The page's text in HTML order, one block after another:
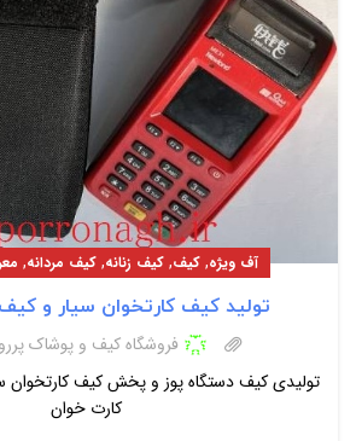
آف ویژه, کیف, کیف زنانه, کیف مردانه,
تولید کیف کارتخوان سیار و
فروشگاه کیف و پوشاک
تولیدی کیف دستگاه پوز و پخش کیف کارتخوان
کارت خوان